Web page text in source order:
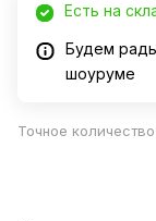
Есть на
Будем
шоуруме
Точное